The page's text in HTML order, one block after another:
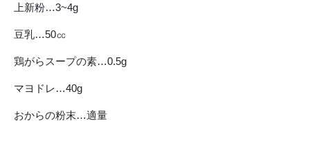
上新粉…3~4g
豆乳…50㏄
鶏がらスープの素…0.5g
マヨドレ…40g
おからの粉末…適量